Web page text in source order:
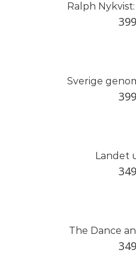
399
399
Landet
349
The Dance
349